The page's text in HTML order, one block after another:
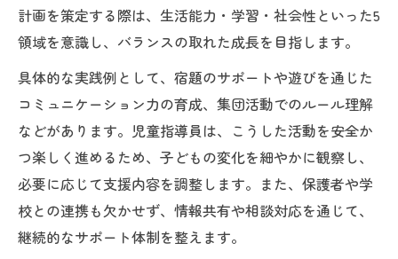
支援内容の違いを児童指導員がわかりやす
く解説
法改正2024年に対応した支援方針と児童指
導員の役割
放課後等デイサービス支援方針の選び方と
ポイント
児童指導員が支える個別支援計画の作成法
放課後等デイサービス選びで大切な支援計画の
考え方
計画を策定する際は、生活能力・学習・社会性といった5
領域を意識し、バランスの取れた成長を目指します。
具体的な実践例として、宿題のサポートや遊びを通じた
コミュニケーション力の育成、集団活動でのルール理解
などがあります。児童指導員は、こうした活動を安全か
つ楽しく進めるため、子どもの変化を細やかに観察し、
必要に応じて支援内容を調整します。また、保護者や学
校との連携も欠かせず、情報共有や相談対応を通じて、
継続的なサポート体制を整えます。